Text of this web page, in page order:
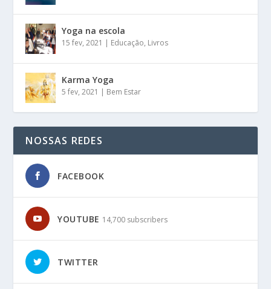
Yoga na escola
15 fev, 2021 | Educação, Livros
Karma Yoga
5 fev, 2021 | Bem Estar
NOSSAS REDES
FACEBOOK
YOUTUBE 14,700 subscribers
TWITTER